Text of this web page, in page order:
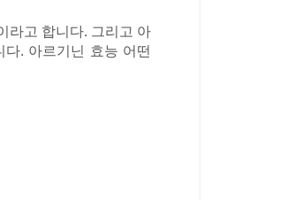
라고 합니다. 그리고 아
. 아르기닌 효능 어떤